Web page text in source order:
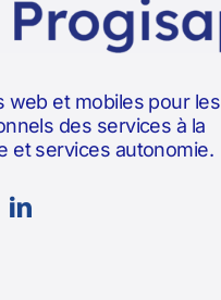
web et mobiles pour les
des services à la
et services autonomie.